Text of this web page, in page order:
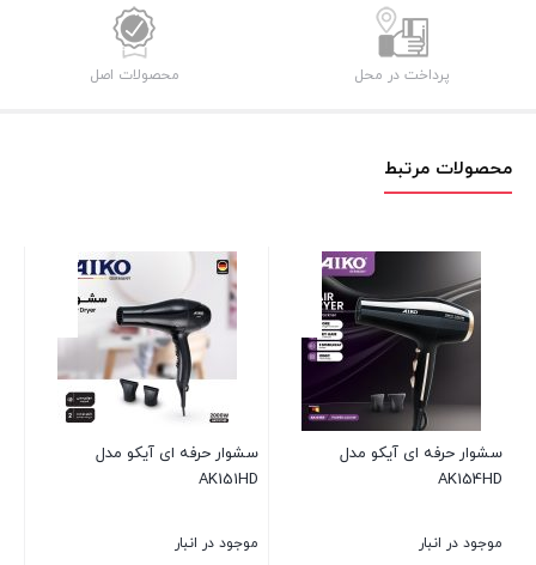
پرداخت در محل محصولات اصل
محصولات مرتبط
ای آیکو مدل
انبار
سشوار حرفه ای آیکو مدل
موجود در انبار